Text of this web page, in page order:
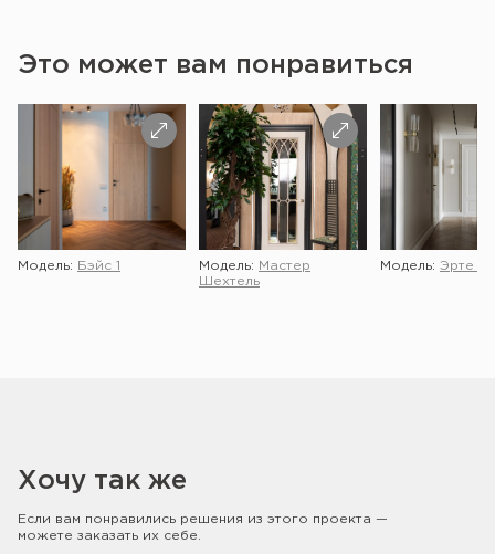
Это может вам понравиться
Модель: Бэйс 1 Модель:
Мастер
Шехтель
Модель: Эрте 2
Хочу так же
Если вам понравились решения из этого проекта —
можете заказать их себе.